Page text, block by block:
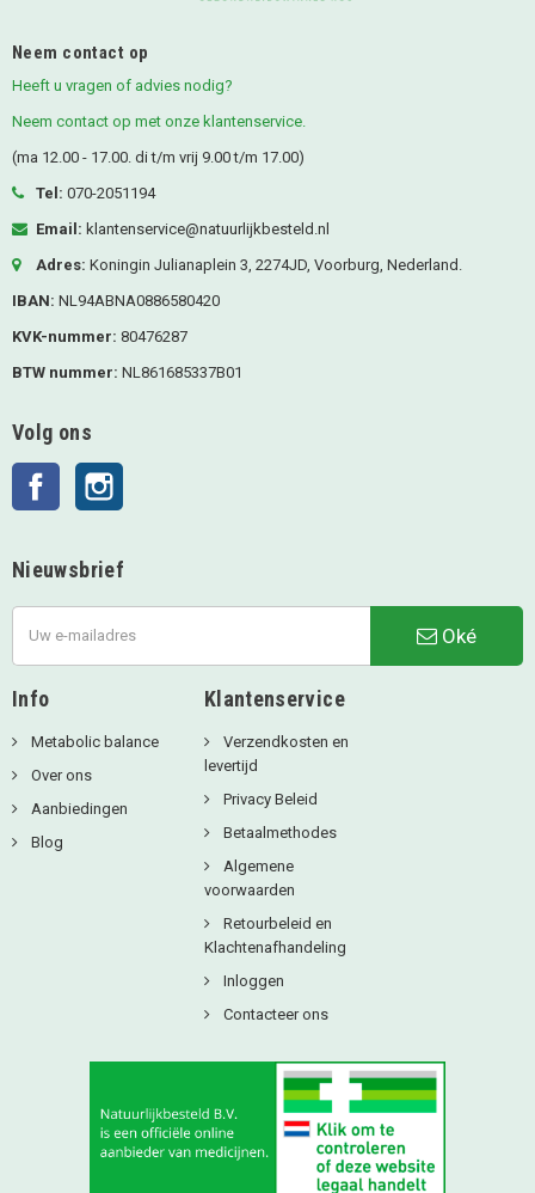
Neem contact op
Heeft u vragen of advies nodig?
Neem contact op met onze klantenservice.
(ma 12.00 - 17.00. di t/m vrij 9.00 t/m 17.00)
Tel: 070-2051194
Email: klantenservice@natuurlijkbesteld.nl
Adres: Koningin Julianaplein 3, 2274JD, Voorburg, Nederland.
IBAN: NL94ABNA0886580420
KVK-nummer: 80476287
BTW nummer: NL861685337B01
Volg ons
Facebook
Nieuwsbrief
Oké
Info
Metabolic balance
Over ons
Aanbiedingen
Blog
Klantenservice
Verzendkosten en
levertijd
Privacy Beleid
Betaalmethodes
Algemene
voorwaarden
Retourbeleid en
Klachtenafhandeling
Inloggen
Contacteer ons